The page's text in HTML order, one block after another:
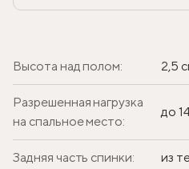
Высота над полом: 2,5
Разрешенная нагрузка
на спальное место:
до
Задняя часть спинки: из